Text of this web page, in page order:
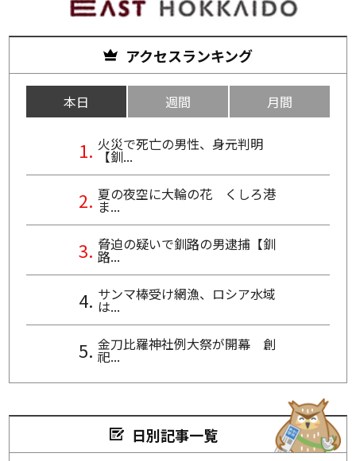
アクセスランキング
本日 週間 月間
火災で死亡の男性、身元判明
【釧...
夏の夜空に大輪の花 くしろ港
ま...
脅迫の疑いで釧路の男逮捕【釧
路...
サンマ棒受け網漁、ロシア水域
は...
金刀比羅神社例大祭が開幕 創
祀...
日別記事一覧